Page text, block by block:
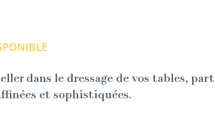
dans le dressage de vos tables,
et sophistiquées.